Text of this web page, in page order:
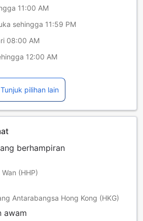
11:00 AM
sehingga 11:59 PM
08:00 AM
12:00 AM
Tunjuk pilihan lain
berhampiran
(HHP)
Antarabangsa Hong Kong (HKG)
awam